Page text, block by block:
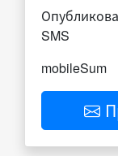
SMS
mobileSum